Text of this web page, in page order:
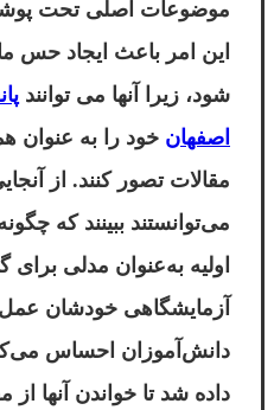
موضوعات اصلی تحت
این امر باعث ایجاد حس
شود، زیرا آنها می توانند
اصفهان خود را به عنوان
مقالات تصور کنند. از
می‌توانستند ببینند که
اولیه به‌عنوان مدلی
آزمایشگاهی خودشان عمل
دانش‌آموزان احساس
داده شد تا خواندن آنها از